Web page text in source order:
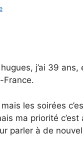
j’ai 39
France.
les soirées
ma priorité
parler à de